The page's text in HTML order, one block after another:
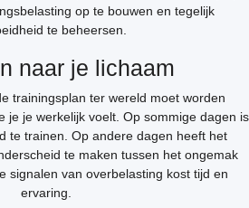
op te bouwen en tegelijk
te beheersen.
naar je lichaam
trainingsplan ter wereld moet worden
je je werkelijk voelt. Op sommige dagen is
te trainen. Op andere dagen heeft het
te maken tussen het ongemak
signalen van overbelasting kost tijd en
ervaring.